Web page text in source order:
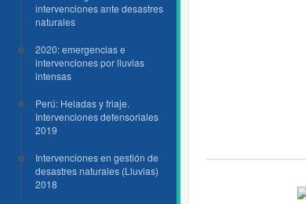
intervenciones ante desastres
naturales
2020: emergencias e
intervenciones por lluvias
intensas
Perú: Heladas y friaje.
Intervenciones defensoriales
2019
Intervenciones en gestión de
desastres naturales (Lluvias)
2018